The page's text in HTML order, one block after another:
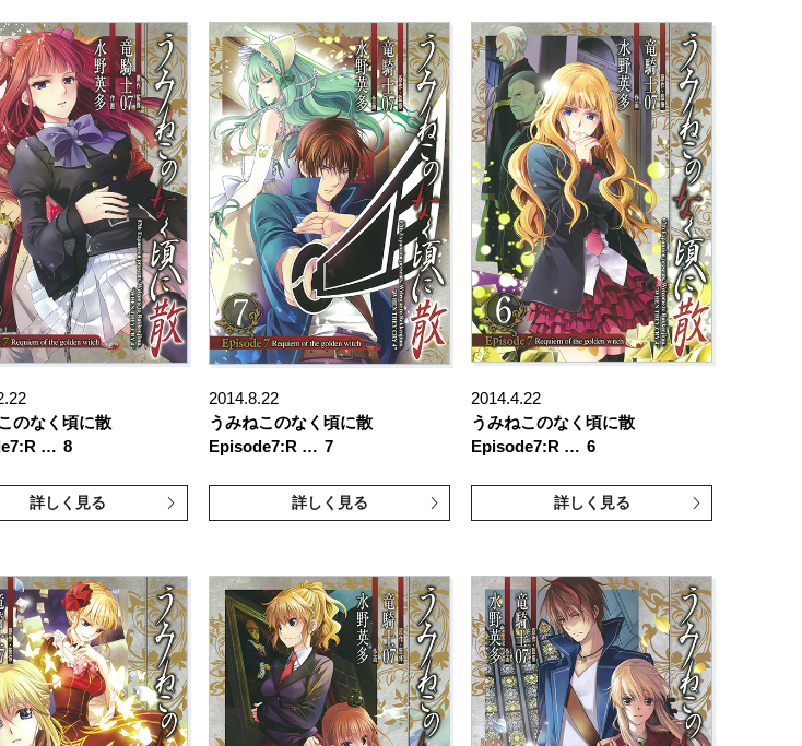
のなく頃に散
… 8
詳しく見る
2014.8.22
うみねこのなく頃に散
Episode7:R … 7
詳しく見る
2014.4.22
うみねこのなく頃に散
Episode7:R … 6
詳しく見る